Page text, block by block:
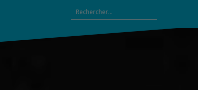
Rechercher :